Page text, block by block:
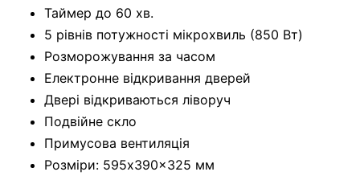
Таймер до 60 хв.
5 рівнів потужності мікрохвиль (850 Вт)
Розморожування за часом
Електронне відкривання дверей
Двері відкриваються ліворуч
Подвійне скло
Примусова вентиляція
Розміри: 595x390x325 мм